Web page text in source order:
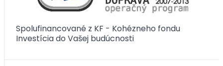
Spolufinancované z KF - Kohézneho fondu
Investícia do Vašej budúcnosti